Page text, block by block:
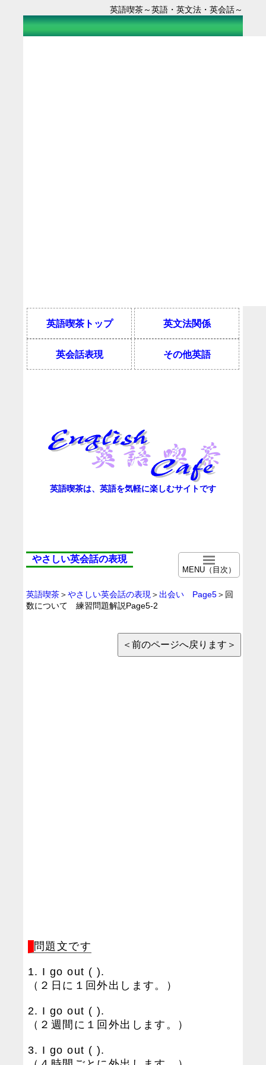
英語喫茶～英語・英文法・英会話～
英語喫茶トップ 英文法関係
英会話表現 その他英語
英語喫茶は、英語を気軽に楽しむサイトです
やさしい英会話の表現
MENU（目次）
英語喫茶＞やさしい英会話の表現 ＞出会い Page5＞回
数について 練習問題解説Page5-2
問題文です
1. I go out ( ).
（２日に１回外出します。）
2. I go out ( ).
（２週間に１回外出します。）
3. I go out ( ).